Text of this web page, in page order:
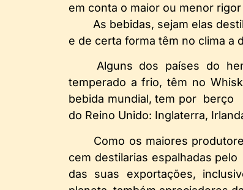
em conta o maior ou menor
As bebidas, sejam elas
e de certa forma têm no clima a
Alguns dos países do
temperado a frio, têm no
bebida mundial, tem por
do Reino Unido: Inglaterra,
Como os maiores
cem destilarias espalhadas
das suas exportações,